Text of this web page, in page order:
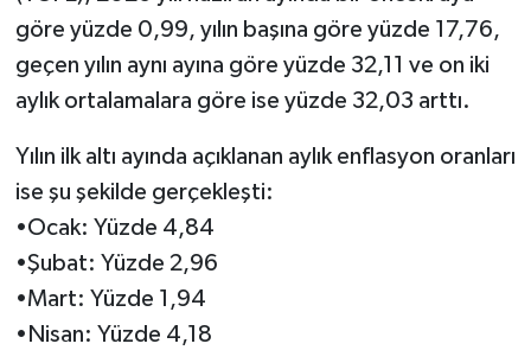
göre yüzde 0,99, yılın başına göre yüzde 17,76,
geçen yılın aynı ayına göre yüzde 32,11 ve on iki
aylık ortalamalara göre ise yüzde 32,03 arttı.
Yılın ilk altı ayında açıklanan aylık enflasyon oranları
ise şu şekilde gerçekleşti:
•Ocak: Yüzde 4,84
•Şubat: Yüzde 2,96
•Mart: Yüzde 1,94
•Nisan: Yüzde 4,18